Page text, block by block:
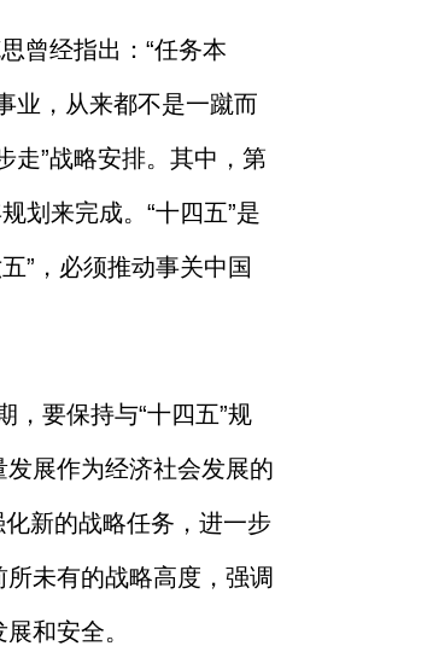
曾经指出：“任务本
业，从来都不是一蹴而
走”战略安排。其中，第
划来完成。“十四五”是
”，必须推动事关中国
，要保持与“十四五”规
展作为经济社会发展的
新的战略任务，进一步
未有的战略高度，强调
和安全。